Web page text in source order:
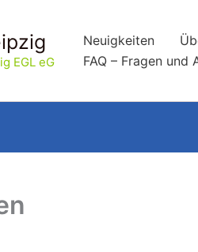
EGL eG
Neuigkeiten
FAQ – Fragen und